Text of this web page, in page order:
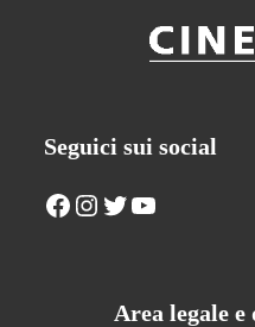
Seguici sui social
Facebook Instagram Twitter YouTube
Area legale e